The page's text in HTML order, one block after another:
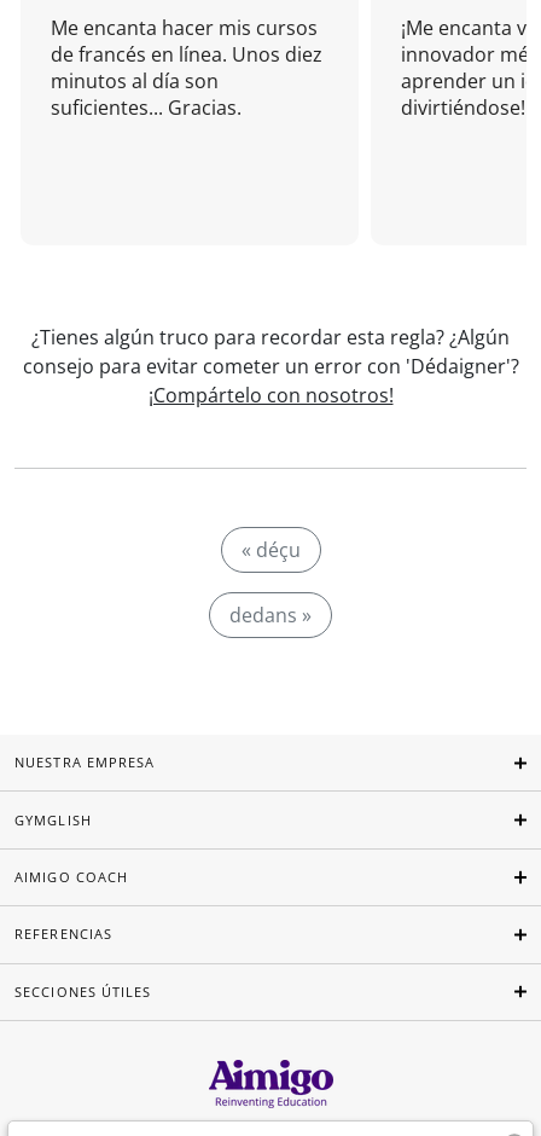
Me encanta hacer mis cursos
de francés en línea. Unos diez
minutos al día son
suficientes... Gracias.
¡Me encanta
innovador
aprender un
divirtiéndose!
¿Tienes algún truco para recordar esta regla? ¿Algún
consejo para evitar cometer un error con 'Dédaigner'?
¡Compártelo con nosotros!
« déçu
dedans »
NUESTRA EMPRESA
GYMGLISH
AIMIGO COACH
REFERENCIAS
SECCIONES ÚTILES